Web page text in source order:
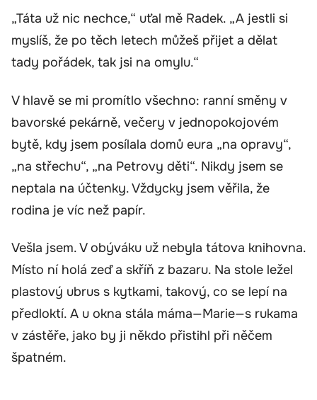
„Táta už nic nechce,“ uťal mě Radek. „A jestli si
myslíš, že po těch letech můžeš přijet a dělat
tady pořádek, tak jsi na omylu.“
V hlavě se mi promítlo všechno: ranní směny v
bavorské pekárně, večery v jednopokojovém
bytě, kdy jsem posílala domů eura „na opravy“,
„na střechu“, „na Petrovy děti“. Nikdy jsem se
neptala na účtenky. Vždycky jsem věřila, že
rodina je víc než papír.
Vešla jsem. V obýváku už nebyla tátova knihovna.
Místo ní holá zeď a skříň z bazaru. Na stole ležel
plastový ubrus s kytkami, takový, co se lepí na
předloktí. A u okna stála máma—Marie—s rukama
v zástěře, jako by ji někdo přistihl při něčem
špatném.